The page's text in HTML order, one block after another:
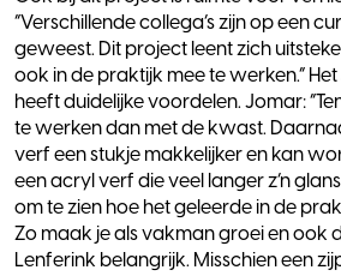
“Verschillende collega’s zijn op een
geweest. Dit project leent zich
ook in de praktijk mee te werken.”
heeft duidelijke voordelen. Jomar:
te werken dan met de kwast.
verf een stukje makkelijker en kan
een acryl verf die veel langer z’n
om te zien hoe het geleerde in de
Zo maak je als vakman groei en ook
Lenferink belangrijk. Misschien een